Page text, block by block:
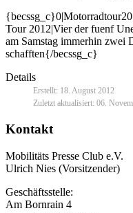
Tour 2012|Vier der fuenf
am Samstag immerhin zwei
schafften{/becssg_c}
Details
Erstellt: 18. August 2012
Zuletzt aktualisiert: 06.
Kontakt
Mobilitäts Presse Club e.V.
Ulrich Nies (Vorsitzender)
Geschäftsstelle:
Am Bornrain 4